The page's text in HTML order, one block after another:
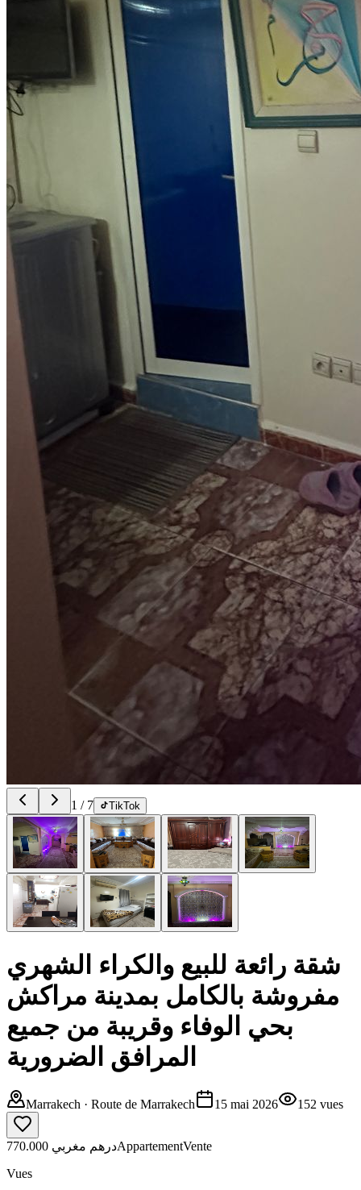
1 / 7 TikTok
شقة رائعة للبيع والكراء الشهري
مفروشة بالكامل بمدينة مراكش
بحي الوفاء وقريبة من جميع
المرافق الضرورية
Marrakech · Route de Marrakech 15 mai 2026 152 vues
770.000 درهم مغربيAppartementVente
Vues